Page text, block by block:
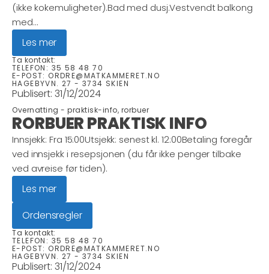
(ikke kokemuligheter).Bad med dusj.Vestvendt balkong
med...
Les mer
Ta kontakt:
TELEFON: 35 58 48 70
E-POST: ORDRE@MATKAMMERET.NO
HAGEBYVN. 27 - 3734 SKIEN
Publisert: 31/12/2024
Overnatting - praktisk-info, rorbuer
RORBUER PRAKTISK INFO
Innsjekk: Fra 15:00Utsjekk: senest kl. 12:00Betaling foregår
ved innsjekk i resepsjonen (du får ikke penger tilbake
ved avreise før tiden).
Les mer
Ordensregler
Ta kontakt:
TELEFON: 35 58 48 70
E-POST: ORDRE@MATKAMMERET.NO
HAGEBYVN. 27 - 3734 SKIEN
Publisert: 31/12/2024